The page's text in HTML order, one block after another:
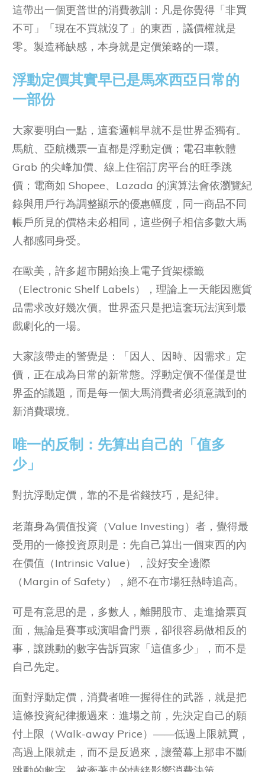
這帶出一個更普世的消費教訓：凡是你覺得「非買
不可」「現在不買就沒了」的東西，議價權就是
零。製造稀缺感，本身就是定價策略的一環。
浮動定價其實早已是馬來西亞日常的
一部份
大家要明白一點，這套邏輯早就不是世界盃獨有。
馬航、亞航機票一直都是浮動定價；電召車軟體
Grab 的尖峰加價、線上住宿訂房平台的旺季跳
價；電商如 Shopee、Lazada 的演算法會依瀏覽紀
錄與用戶行為調整顯示的優惠幅度，同一商品不同
帳戶所見的價格未必相同，這些例子相信多數大馬
人都感同身受。
在歐美，許多超市開始換上電子貨架標籤
（Electronic Shelf Labels），理論上一天能因應貨
品需求改好幾次價。世界盃只是把這套玩法演到最
戲劇化的一場。
大家該帶走的警覺是：「因人、因時、因需求」定
價，正在成為日常的新常態。浮動定價不僅僅是世
界盃的議題，而是每一個大馬消費者必須意識到的
新消費環境。
唯一的反制：先算出自己的「值多
少」
對抗浮動定價，靠的不是省錢技巧，是紀律。
老蕭身為價值投資（Value Investing）者，覺得最
受用的一條投資原則是：先自己算出一個東西的內
在價值（Intrinsic Value），設好安全邊際
（Margin of Safety），絕不在市場狂熱時追高。
可是有意思的是，多數人，離開股市、走進搶票頁
面，無論是賽事或演唱會門票，卻很容易做相反的
事，讓跳動的數字告訴買家「這值多少」，而不是
自己先定。
面對浮動定價，消費者唯一握得住的武器，就是把
這條投資紀律搬過來：進場之前，先決定自己的願
付上限（Walk-away Price）——低過上限就買，
高過上限就走，而不是反過來，讓螢幕上那串不斷